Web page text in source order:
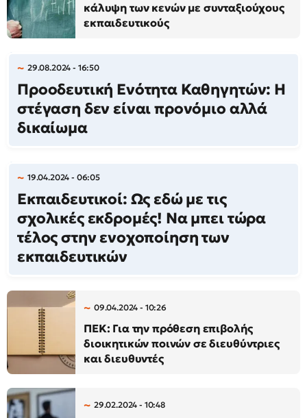
κάλυψη των κενών με συνταξιούχους
εκπαιδευτικούς
29.08.2024 - 16:50
Προοδευτική Ενότητα Καθηγητών: Η
στέγαση δεν είναι προνόμιο αλλά
δικαίωμα
19.04.2024 - 06:05
Εκπαιδευτικοί: Ως εδώ με τις
σχολικές εκδρομές! Να μπει τώρα
τέλος στην ενοχοποίηση των
εκπαιδευτικών
09.04.2024 - 10:26
ΠΕΚ: Για την πρόθεση επιβολής
διοικητικών ποινών σε διευθύντριες
και διευθυντές
29.02.2024 - 10:48